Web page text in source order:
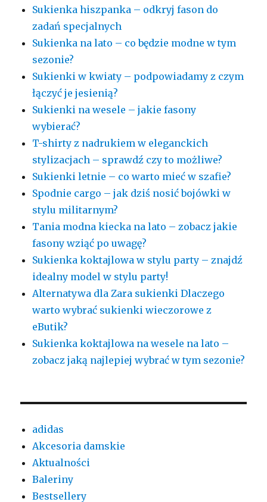
Sukienka hiszpanka – odkryj fason do
zadań specjalnych
Sukienka na lato – co będzie modne w tym
sezonie?
Sukienki w kwiaty – podpowiadamy z czym
łączyć je jesienią?
Sukienki na wesele – jakie fasony
wybierać?
T-shirty z nadrukiem w eleganckich
stylizacjach – sprawdź czy to możliwe?
Sukienki letnie – co warto mieć w szafie?
Spodnie cargo – jak dziś nosić bojówki w
stylu militarnym?
Tania modna kiecka na lato – zobacz jakie
fasony wziąć po uwagę?
Sukienka koktajlowa w stylu party – znajdź
idealny model w stylu party!
Alternatywa dla Zara sukienki Dlaczego
warto wybrać sukienki wieczorowe z
eButik?
Sukienka koktajlowa na wesele na lato –
zobacz jaką najlepiej wybrać w tym sezonie?
adidas
Akcesoria damskie
Aktualności
Baleriny
Bestsellery